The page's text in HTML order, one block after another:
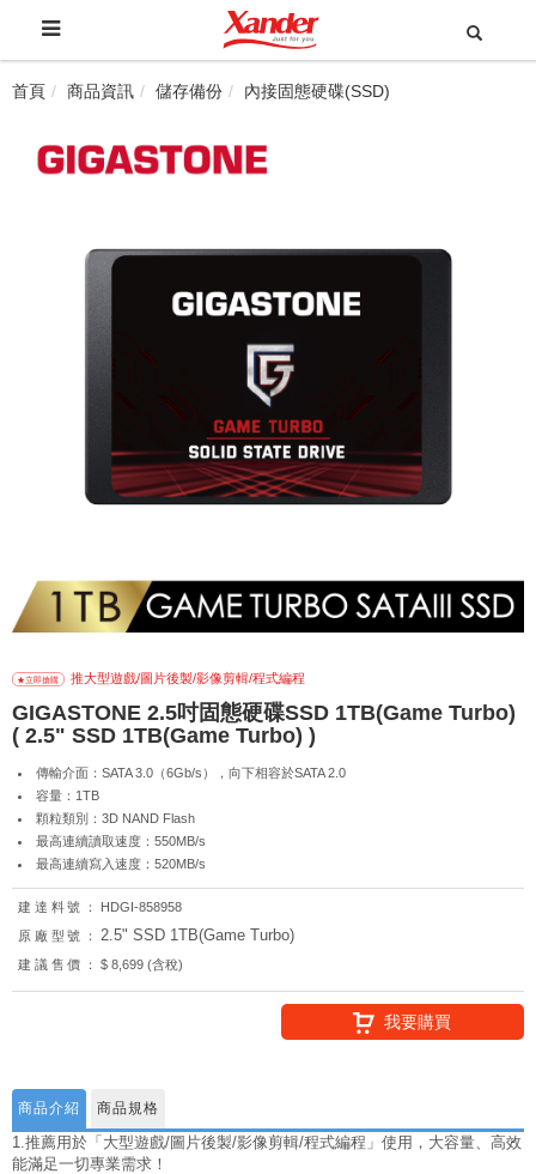
首頁 商品資訊 儲存備份 內接固態硬碟(SSD)
推大型遊戲/圖片後製/影像剪輯/程式編程
GIGASTONE 2.5吋固態硬碟SSD 1TB(Game Turbo)
( 2.5" SSD 1TB(Game Turbo) )
傳輸介面：SATA 3.0（6Gb/s），向下相容於SATA 2.0
容量：1TB
顆粒類別：3D NAND Flash
最高連續讀取速度：550MB/s
最高連續寫入速度：520MB/s
建達料號：
HDGI-858958
原廠型號：
2.5" SSD 1TB(Game Turbo)
建議售價： $ 8,699 (含稅)
我要購買
商品介紹 商品規格
1.推薦用於「大型遊戲/圖片後製/影像剪輯/程式編程」使用，大容量、高效
能滿足一切專業需求！